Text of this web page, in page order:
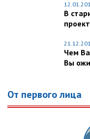
В
Чем
Вы
От первого лица